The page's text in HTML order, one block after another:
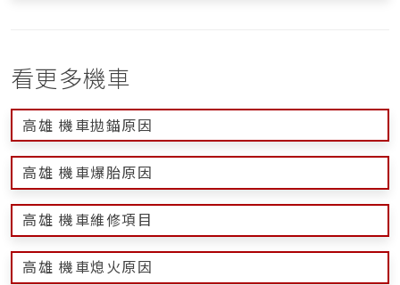
看更多機車
高雄 機車拋錨原因
高雄 機車爆胎原因
高雄 機車維修項目
高雄 機車熄火原因